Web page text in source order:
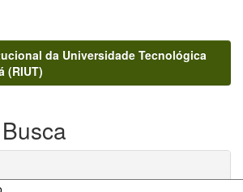
da Universidade Tecnológica
(RIUT)